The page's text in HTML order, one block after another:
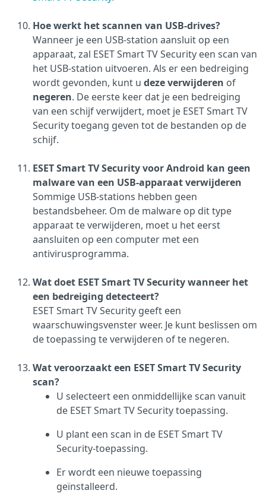
Hoe werkt het scannen van USB-drives?
Wanneer je een USB-station aansluit op een
apparaat, zal ESET Smart TV Security een scan van
het USB-station uitvoeren. Als er een bedreiging
wordt gevonden, kunt u deze verwijderen of
negeren. De eerste keer dat je een bedreiging
van een schijf verwijdert, moet je ESET Smart TV
Security toegang geven tot de bestanden op de
schijf.
ESET Smart TV Security voor Android kan geen
malware van een USB-apparaat verwijderen
Sommige USB-stations hebben geen
bestandsbeheer. Om de malware op dit type
apparaat te verwijderen, moet u het eerst
aansluiten op een computer met een
antivirusprogramma.
Wat doet ESET Smart TV Security wanneer het
een bedreiging detecteert?
ESET Smart TV Security geeft een
waarschuwingsvenster weer. Je kunt beslissen om
de toepassing te verwijderen of te negeren.
Wat veroorzaakt een ESET Smart TV Security
scan?
U selecteert een onmiddellijke scan vanuit
de ESET Smart TV Security toepassing.
U plant een scan in de ESET Smart TV
Security-toepassing.
Er wordt een nieuwe toepassing
geïnstalleerd.